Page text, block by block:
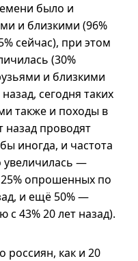
было и
и близкими (96%
сейчас), при этом
(30%
и близкими
сегодня таких
также и походы в
назад проводят
иногда, и частота
увеличилась —
опрошенных по
и ещё 50% —
43% 20 лет назад).
как и 20